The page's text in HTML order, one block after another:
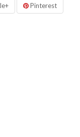
Pinterest